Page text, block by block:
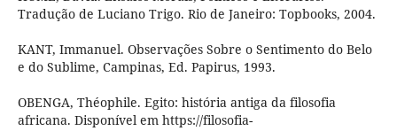
Tradução de Luciano Trigo. Rio de Janeiro: Topbooks, 2004.
KANT, Immanuel. Observações Sobre o Sentimento do Belo
e do Sublime, Campinas, Ed. Papirus, 1993.
OBENGA, Théophile. Egito: história antiga da filosofia
africana. Disponível em https://filosofia-